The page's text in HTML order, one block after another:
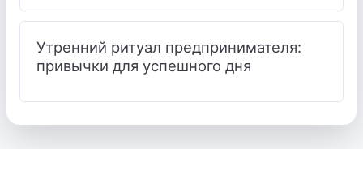
Утренний ритуал предпринимателя:
привычки для успешного дня